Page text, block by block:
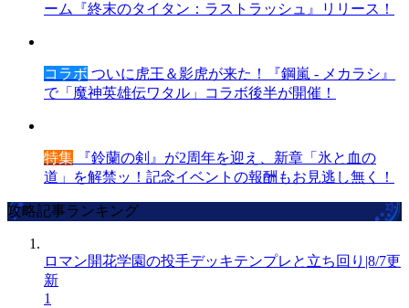
ーム『終末のタイタン：ラストラッシュ』リリース！
コラボ ついに虎王＆影虎が来た！『鋼嵐 - メカラシ』
で「魔神英雄伝ワタル」コラボ後半が開催！
特集 『鈴蘭の剣』が2周年を迎え、新章「氷と血の
道」を解禁ッ！記念イベントの報酬もお見逃し無く！
攻略記事ランキング
ロマン開花学園の投手デッキテンプレと立ち回り|8/7更
新
1